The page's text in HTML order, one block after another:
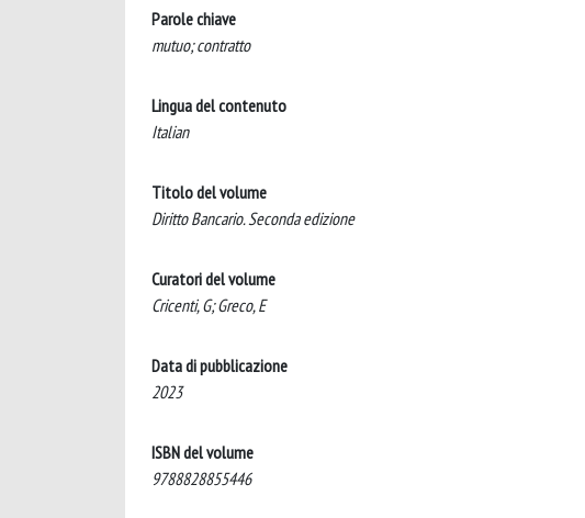
Parole chiave
mutuo; contratto
Lingua del contenuto
Italian
Titolo del volume
Diritto Bancario. Seconda edizione
Curatori del volume
Cricenti, G; Greco, E
Data di pubblicazione
2023
ISBN del volume
9788828855446